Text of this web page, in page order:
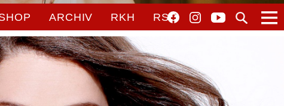
ARCHIV RKH RSO